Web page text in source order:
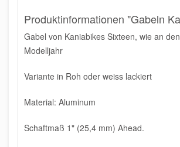
Produktinformationen "Gabeln
Gabel von Kaniabikes Sixteen, wie an
Modelljahr
Variante in Roh oder weiss lackiert
Material: Aluminum
Schaftmaß 1" (25,4 mm) Ahead.